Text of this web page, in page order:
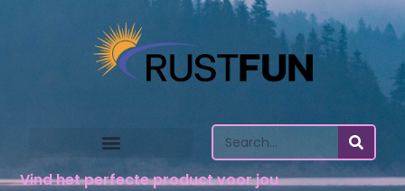
Vind het perfecte product voor jou